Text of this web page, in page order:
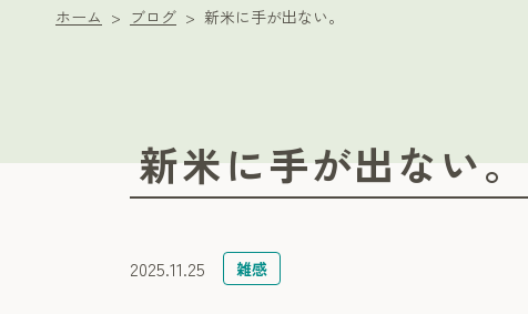
ホーム ブログ 新米に手が出ない。
新米に手が出ない。
2025.11.25 雑感